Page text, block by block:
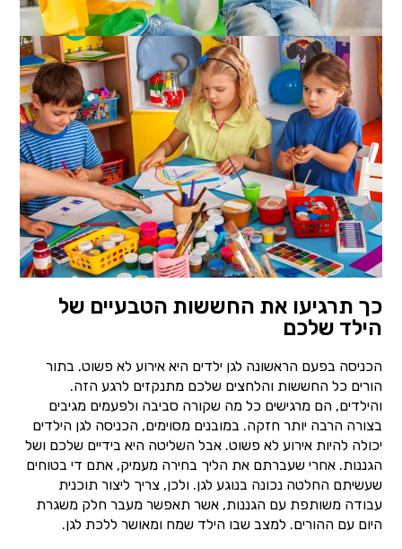
כך תרגיעו את החששות הטבעיים של
הילד שלכם
הכניסה בפעם הראשונה לגן ילדים היא אירוע לא פשוט. בתור
הורים כל החששות והלחצים שלכם מתנקזים לרגע הזה.
והילדים, הם מרגישים כל מה שקורה סביבה ולפעמים מגיבים
בצורה הרבה יותר חזקה. במובנים מסוימים, הכניסה לגן הילדים
יכולה להיות אירוע לא פשוט. אבל השליטה היא בידיים שלכם ושל
הגננות. אחרי שעברתם את הליך בחירה מעמיק, אתם די בטוחים
שעשיתם החלטה נכונה בנוגע לגן. ולכן, צריך ליצור תוכנית
עבודה משותפת עם הגננות, אשר תאפשר מעבר חלק משגרת
היום עם ההורים. למצב שבו הילד שמח ומאושר ללכת לגן.